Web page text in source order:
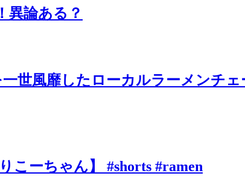
異論ある？
一世風靡したローカルラーメンチ
こーちゃん】 #shorts #ramen